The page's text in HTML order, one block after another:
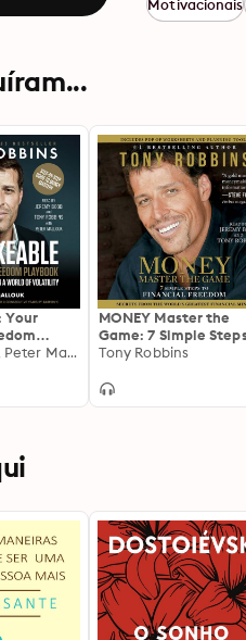
Motivacionais
Your
Tony Robbins, Peter Mallouk
MONEY Master the
Game: 7 Simple
Financial Freedom
Tony Robbins